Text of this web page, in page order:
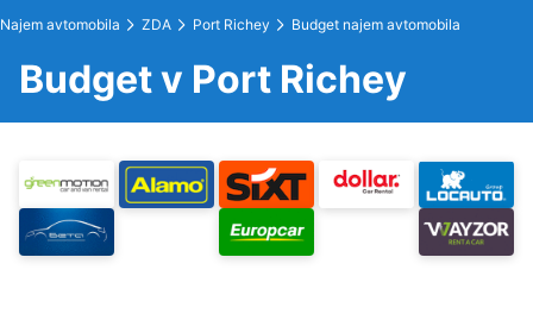
Najem avtomobila ZDA Port Richey Budget najem avtomobila
Budget v Port Richey